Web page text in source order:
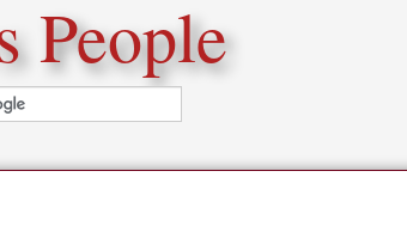
People